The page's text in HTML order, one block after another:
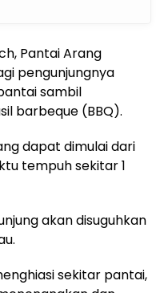
Pantai Arang
pengunjungnya
sambil
barbeque (BBQ).
dapat dimulai dari
tempuh sekitar 1
akan disuguhkan
sekitar pantai,